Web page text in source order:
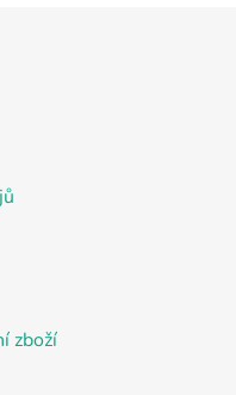
zboží